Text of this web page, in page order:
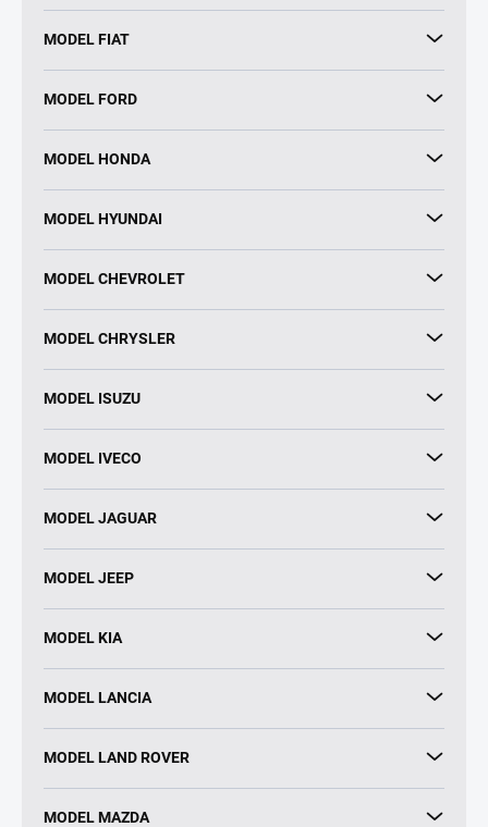
MODEL FIAT
MODEL FORD
MODEL HONDA
MODEL HYUNDAI
MODEL CHEVROLET
MODEL CHRYSLER
MODEL ISUZU
MODEL IVECO
MODEL JAGUAR
MODEL JEEP
MODEL KIA
MODEL LANCIA
MODEL LAND ROVER
MODEL MAZDA